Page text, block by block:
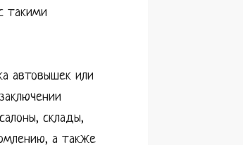
такими
автовышек или
склады,
а также